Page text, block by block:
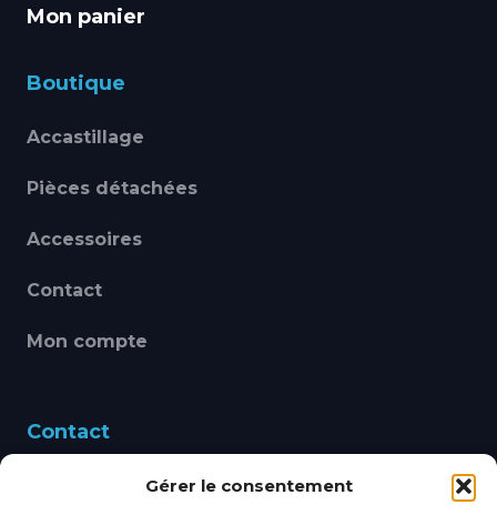
Gérer le consentement
Mon panier
Boutique
Accastillage
Pièces détachées
Accessoires
Contact
Mon compte
Contact
460 Avenue Alain Le